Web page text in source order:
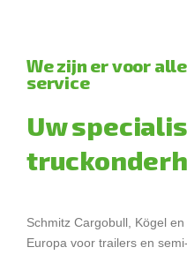
We zijn er voor
service
Uw
Schmitz Cargobull, Kögel
Europa voor trailers en